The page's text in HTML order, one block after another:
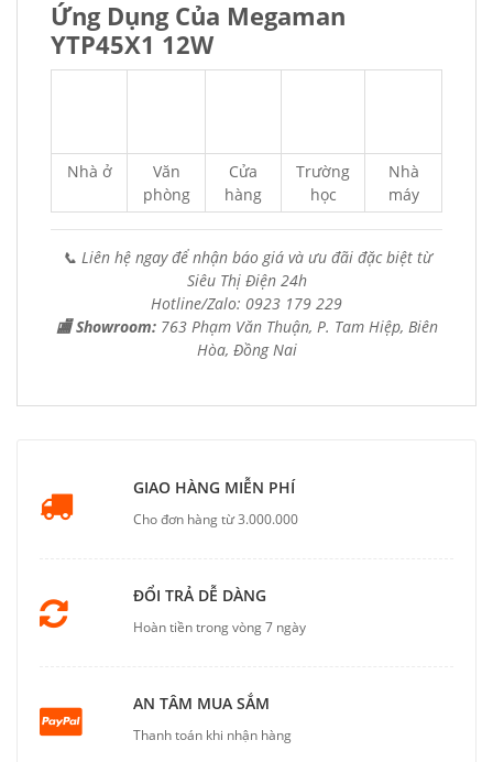
Ứng Dụng Của Megaman
YTP45X1 12W
Nhà ở
Văn
phòng
Cửa
hàng
Trường
học
Nhà
máy
📞 Liên hệ ngay để nhận báo giá và ưu đãi đặc biệt từ
Siêu Thị Điện 24h
Hotline/Zalo: 0923 179 229
🏬 Showroom: 763 Phạm Văn Thuận, P. Tam Hiệp, Biên
Hòa, Đồng Nai
GIAO HÀNG MIỄN PHÍ
Cho đơn hàng từ 3.000.000
ĐỔI TRẢ DỄ DÀNG
Hoàn tiền trong vòng 7 ngày
AN TÂM MUA SẮM
Thanh toán khi nhận hàng